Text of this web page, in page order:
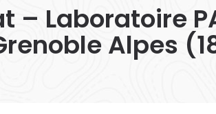
Laboratoire
Alpes